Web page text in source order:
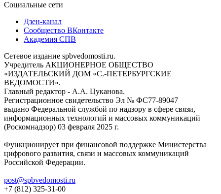
Социальные сети
Дзен-канал
Сообщество ВКонтакте
Академия СПВ
Сетевое издание spbvedomosti.ru.
Учредитель АКЦИОНЕРНОЕ ОБЩЕСТВО
«ИЗДАТЕЛЬСКИЙ ДОМ «С.-ПЕТЕРБУРГСКИЕ
ВЕДОМОСТИ».
Главный редактор - А.А. Цуканова.
Регистрационное свидетельство Эл № ФС77-89047
выдано Федеральной службой по надзору в сфере связи,
информационных технологий и массовых коммуникаций
(Роскомнадзор) 03 февраля 2025 г.
Функционирует при финансовой поддержке Министерства
цифрового развития, связи и массовых коммуникаций
Российской Федерации.
post@spbvedomosti.ru
+7 (812) 325-31-00